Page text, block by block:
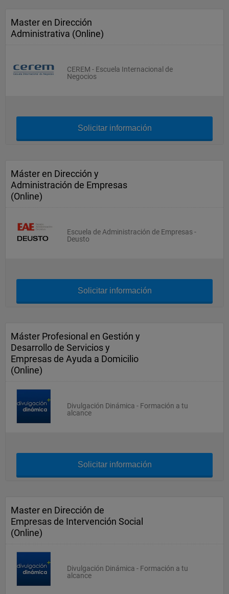
Master en Dirección
Administrativa (Online)
CEREM - Escuela Internacional de
Negocios
Solicitar información
Máster en Dirección y
Administración de Empresas
(Online)
Escuela de Administración de Empresas -
Deusto
Solicitar información
Máster Profesional en Gestión y
Desarrollo de Servicios y
Empresas de Ayuda a Domicilio
(Online)
Divulgación Dinámica - Formación a tu
alcance
Solicitar información
Master en Dirección de
Empresas de Intervención Social
(Online)
Divulgación Dinámica - Formación a tu
alcance